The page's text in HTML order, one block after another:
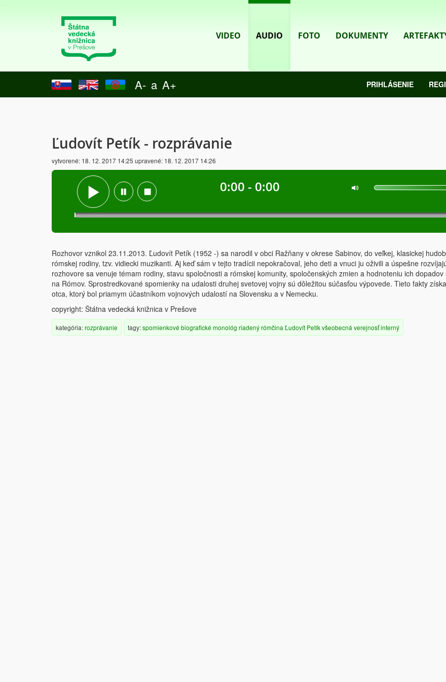
VIDEO AUDIO FOTO DOKUMENTY
A- a A+ PRIHLÁSENIE
Ľudovít Petík - rozprávanie
vytvorené: 18. 12. 2017 14:25 upravené: 18. 12. 2017 14:26
0:00 - 0:00
Rozhovor vznikol 23.11.2013. Ľudovít Petík (1952 -) sa narodil v obci Ražňany v okrese Sabinov, do veľkej, klasickej
rómskej rodiny, tzv. vidiecki muzikanti. Aj keď sám v tejto tradícii nepokračoval, jeho deti a vnuci ju oživili a úspešne
rozhovore sa venuje témam rodiny, stavu spoločnosti a rómskej komunity, spoločenských zmien a hodnoteniu ich dopadov
na Rómov. Sprostredkované spomienky na udalosti druhej svetovej vojny sú dôležitou súčasťou výpovede. Tieto fakty
otca, ktorý bol priamym účastníkom vojnových udalostí na Slovensku a v Nemecku.
copyright: Štátna vedecká knižnica v Prešove
kategória:rozprávanie tagy:spomienkové biografické monológ riadenýrómčina Ľudovít Petíkvšeobecná verejnosťinterný